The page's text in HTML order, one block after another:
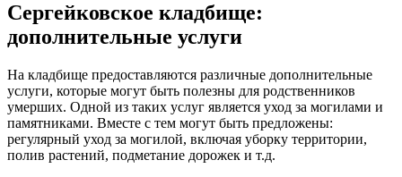
Сергейковское кладбище:
дополнительные услуги
На кладбище предоставляются различные дополнительные
услуги, которые могут быть полезны для родственников
умерших. Одной из таких услуг является уход за могилами и
памятниками. Вместе с тем могут быть предложены:
регулярный уход за могилой, включая уборку территории,
полив растений, подметание дорожек и т.д.